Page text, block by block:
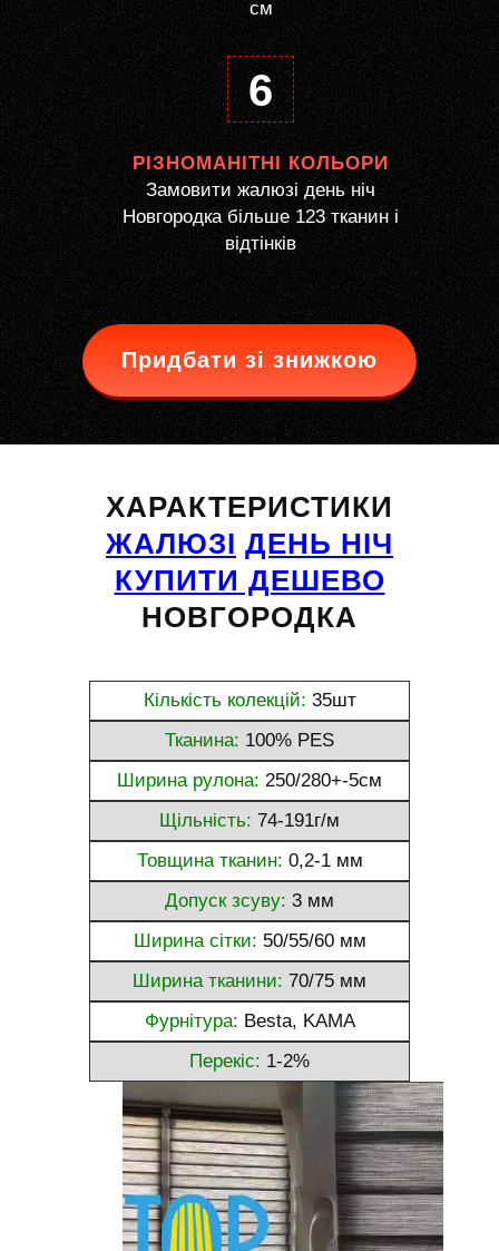
см
6
РІЗНОМАНІТНІ КОЛЬОРИ
Замовити жалюзі день ніч
Новгородка більше 123 тканин і
відтінків
Придбати зі знижкою
ХАРАКТЕРИСТИКИ
ЖАЛЮЗІ ДЕНЬ НІЧ
КУПИТИ ДЕШЕВО
НОВГОРОДКА
Кількість колекцій: 35шт
Тканина: 100% PES
Ширина рулона: 250/280+-5см
Щільність: 74-191г/м
Товщина тканин: 0,2-1 мм
Допуск зсуву: 3 мм
Ширина сітки: 50/55/60 мм
Ширина тканини: 70/75 мм
Фурнітура: Besta, KAMA
Перекіс: 1-2%